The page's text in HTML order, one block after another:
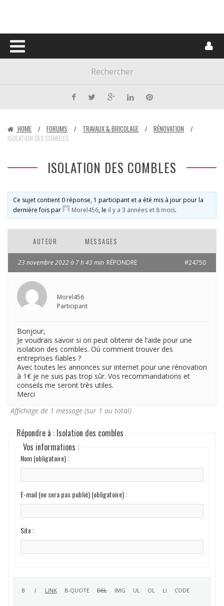
HOME / FORUMS / TRAVAUX & BRICOLAGE / RÉNOVATION /
ISOLATION DES COMBLES
ISOLATION DES COMBLES
Ce sujet contient 0 réponse, 1 participant et a été mis à jour pour la
dernière fois par
Morel456, le il y a 3 années et 8 mois.
AUTEUR MESSAGES
23 novembre 2022 à 7 h 43 min #24750
RÉPONDRE
Morel456
Participant
Bonjour,
Je voudrais savoir si on peut obtenir de l’aide pour une
isolation des combles. Où comment trouver des
entreprises fiables ?
Avec toutes les annonces sur internet pour une rénovation
à 1€ je ne suis pas trop sûr. Vos recommandations et
conseils me seront très utiles.
Merci
Affichage de 1 message (sur 1 au total)
Répondre à : Isolation des combles
Vos informations :
Nom (obligatoire) :
E-mail (ne sera pas publié) (obligatoire) :
Site :